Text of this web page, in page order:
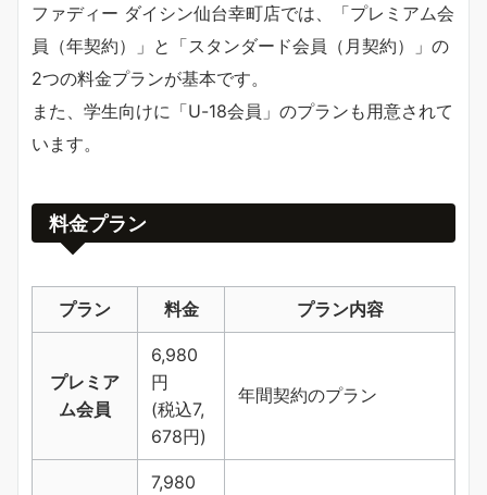
ファディー ダイシン仙台幸町店では、「プレミアム会
員（年契約）」と「スタンダード会員（月契約）」の
2つの料金プランが基本です。
また、学生向けに「U-18会員」のプランも用意されて
います。
料金プラン
プラン 料金 プラン内容
プレミア
ム会員
6,980
円
(税込7,
678円)
年間契約のプラン
7,980